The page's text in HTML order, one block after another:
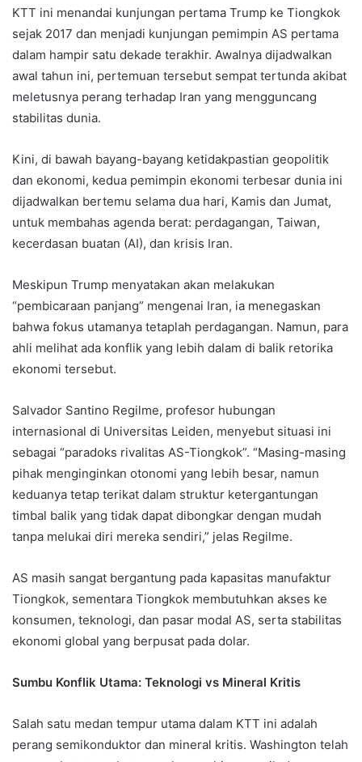
KTT ini menandai kunjungan pertama Trump ke Tiongkok
sejak 2017 dan menjadi kunjungan pemimpin AS pertama
dalam hampir satu dekade terakhir. Awalnya dijadwalkan
awal tahun ini, pertemuan tersebut sempat tertunda akibat
meletusnya perang terhadap Iran yang mengguncang
stabilitas dunia.
Kini, di bawah bayang-bayang ketidakpastian geopolitik
dan ekonomi, kedua pemimpin ekonomi terbesar dunia ini
dijadwalkan bertemu selama dua hari, Kamis dan Jumat,
untuk membahas agenda berat: perdagangan, Taiwan,
kecerdasan buatan (AI), dan krisis Iran.
Meskipun Trump menyatakan akan melakukan
“pembicaraan panjang” mengenai Iran, ia menegaskan
bahwa fokus utamanya tetaplah perdagangan. Namun, para
ahli melihat ada konflik yang lebih dalam di balik retorika
ekonomi tersebut.
Salvador Santino Regilme, profesor hubungan
internasional di Universitas Leiden, menyebut situasi ini
sebagai “paradoks rivalitas AS-Tiongkok”. “Masing-masing
pihak menginginkan otonomi yang lebih besar, namun
keduanya tetap terikat dalam struktur ketergantungan
timbal balik yang tidak dapat dibongkar dengan mudah
tanpa melukai diri mereka sendiri,” jelas Regilme.
AS masih sangat bergantung pada kapasitas manufaktur
Tiongkok, sementara Tiongkok membutuhkan akses ke
konsumen, teknologi, dan pasar modal AS, serta stabilitas
ekonomi global yang berpusat pada dolar.
Sumbu Konflik Utama: Teknologi vs Mineral Kritis
Salah satu medan tempur utama dalam KTT ini adalah
perang semikonduktor dan mineral kritis. Washington telah